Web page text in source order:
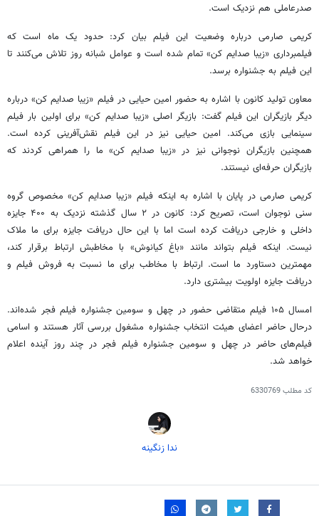
صدرعاملی هم نزدیک است.
کریمی صارمی درباره وضعیت این فیلم بیان کرد: حدود یک ماه است که
فیلمبرداری «زیبا صدایم کن» تمام شده است و عوامل شبانه روز تلاش می‌کنند تا
این فیلم به جشنواره برسد.
معاون تولید کانون با اشاره به حضور امین حیایی در فیلم «زیبا صدایم کن» درباره
دیگر بازیگران این فیلم گفت: بازیگر اصلی «زیبا صدایم کن» برای اولین بار فیلم
سینمایی بازی می‌کند. امین حیایی نیز در این فیلم نقش‌آفرینی کرده است.
همچنین بازیگران نوجوانی نیز در «زیبا صدایم کن» ما را همراهی کردند که
بازیگران حرفه‌ای نیستند.
کریمی صارمی در پایان با اشاره به اینکه فیلم «زیبا صدایم کن» مخصوص گروه
سنی نوجوان است، تصریح کرد: کانون در ۲ سال گذشته نزدیک به ۴۰۰ جایزه
داخلی و خارجی دریافت کرده است اما با این حال دریافت جایزه برای ما ملاک
نیست. اینکه فیلم بتواند مانند «باغ کیانوش» با مخاطبش ارتباط برقرار کند،
مهمترین دستاورد ما است. ارتباط با مخاطب برای ما نسبت به فروش فیلم و
دریافت جایزه اولویت بیشتری دارد.
امسال ۱۰۵ فیلم متقاضی حضور در چهل و سومین جشنواره فیلم فجر شده‌اند.
درحال حاضر اعضای هیئت انتخاب جشنواره مشغول بررسی آثار هستند و اسامی
فیلم‌های حاضر در چهل و سومین جشنواره فیلم فجر در چند روز آینده اعلام
خواهد شد.
کد مطلب6330769
ندا زنگینه